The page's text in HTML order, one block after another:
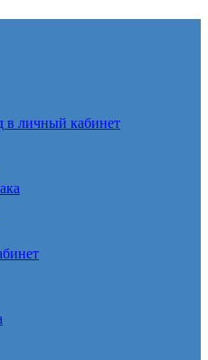
в личный кабинет